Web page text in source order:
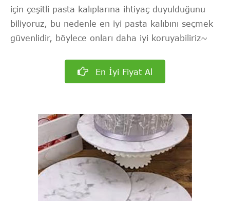
için çeşitli pasta kalıplarına ihtiyaç duyulduğunu
biliyoruz, bu nedenle en iyi pasta kalıbını seçmek
güvenlidir, böylece onları daha iyi koruyabiliriz~
En İyi Fiyat Al